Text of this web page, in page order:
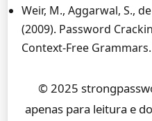
Weir, M., Aggarwal, S.,
(2009). Password
Context-Free Grammars.
© 2025
apenas para leitura e